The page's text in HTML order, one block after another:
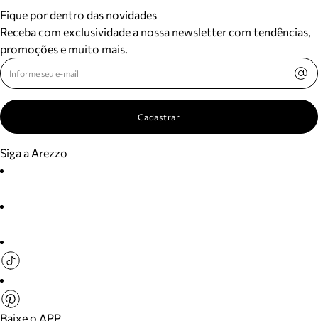
Fique por dentro das novidades
Receba com exclusividade a nossa newsletter com tendências,
promoções e muito mais.
Cadastrar
Siga a Arezzo
Baixe o APP